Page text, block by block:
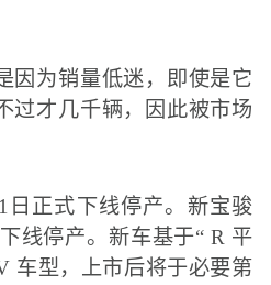
因为销量低迷，即使是它
过才几千辆，因此被市场
日正式下线停产。新宝骏
线停产。新车基于“ R 平
车型，上市后将于必要第